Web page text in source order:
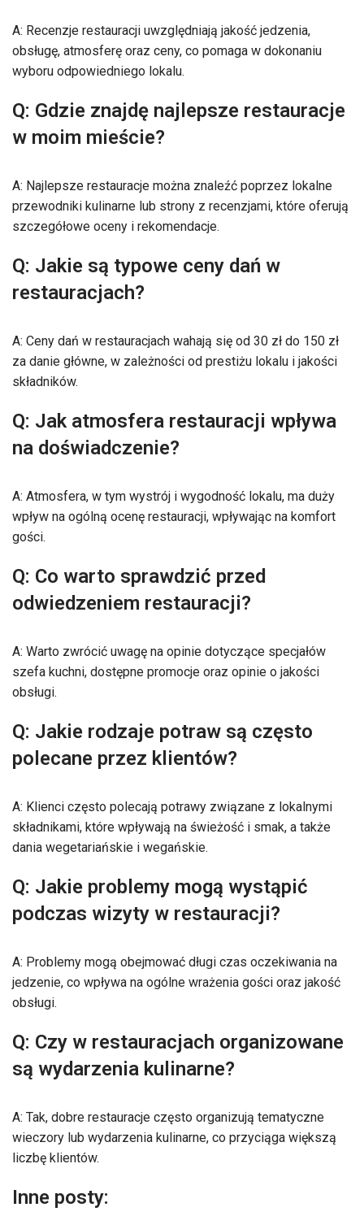
A: Recenzje restauracji uwzględniają jakość jedzenia,
obsługę, atmosferę oraz ceny, co pomaga w dokonaniu
wyboru odpowiedniego lokalu.
Q: Gdzie znajdę najlepsze restauracje
w moim mieście?
A: Najlepsze restauracje można znaleźć poprzez lokalne
przewodniki kulinarne lub strony z recenzjami, które oferują
szczegółowe oceny i rekomendacje.
Q: Jakie są typowe ceny dań w
restauracjach?
A: Ceny dań w restauracjach wahają się od 30 zł do 150 zł
za danie główne, w zależności od prestiżu lokalu i jakości
składników.
Q: Jak atmosfera restauracji wpływa
na doświadczenie?
A: Atmosfera, w tym wystrój i wygodność lokalu, ma duży
wpływ na ogólną ocenę restauracji, wpływając na komfort
gości.
Q: Co warto sprawdzić przed
odwiedzeniem restauracji?
A: Warto zwrócić uwagę na opinie dotyczące specjałów
szefa kuchni, dostępne promocje oraz opinie o jakości
obsługi.
Q: Jakie rodzaje potraw są często
polecane przez klientów?
A: Klienci często polecają potrawy związane z lokalnymi
składnikami, które wpływają na świeżość i smak, a także
dania wegetariańskie i wegańskie.
Q: Jakie problemy mogą wystąpić
podczas wizyty w restauracji?
A: Problemy mogą obejmować długi czas oczekiwania na
jedzenie, co wpływa na ogólne wrażenia gości oraz jakość
obsługi.
Q: Czy w restauracjach organizowane
są wydarzenia kulinarne?
A: Tak, dobre restauracje często organizują tematyczne
wieczory lub wydarzenia kulinarne, co przyciąga większą
liczbę klientów.
Inne posty: